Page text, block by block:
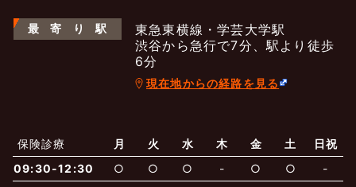
保険での診療
最 寄 り 駅
東急東横線・学芸大学駅
渋谷から急行で7分、駅より徒歩
6分
現在地からの経路を見る
保険診療 月 火 水 木 金 土
日祝
09:30-12:30
○ ○ ○ - ○ ○
-